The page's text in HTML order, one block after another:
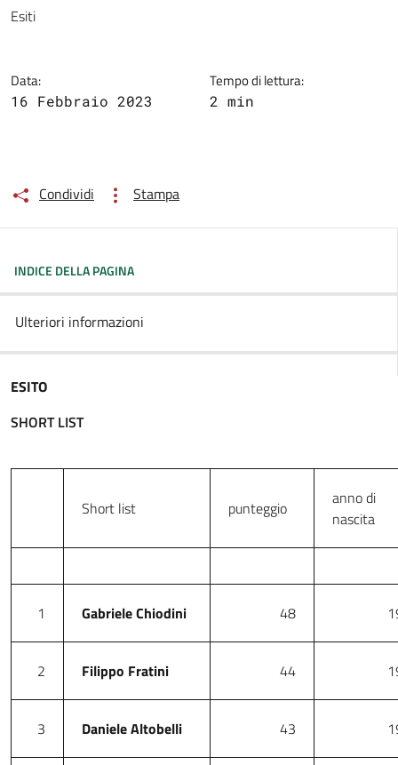
Esiti
Data:
16 Febbraio 2023
Tempo di lettura:
2 min
Condividi Stampa
INDICE DELLA PAGINA
Ulteriori informazioni
ESITO
SHORT LIST
Short list punteggio
anno di
nascita
1 Gabriele Chiodini 48
2 Filippo Fratini 44
3 Daniele Altobelli 43